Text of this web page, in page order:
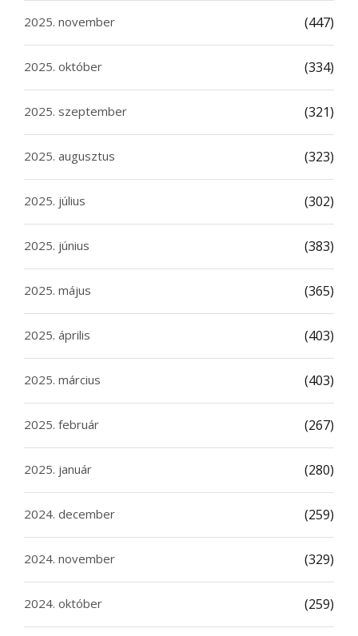
2025. november (447)
2025. október (334)
2025. szeptember (321)
2025. augusztus (323)
2025. július (302)
2025. június (383)
2025. május (365)
2025. április (403)
2025. március (403)
2025. február (267)
2025. január (280)
2024. december (259)
2024. november (329)
2024. október (259)